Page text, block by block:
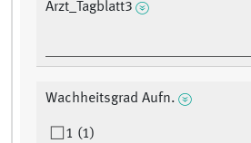
Arzt_Tagblatt3
Wachheitsgrad Aufn.
1 (1)